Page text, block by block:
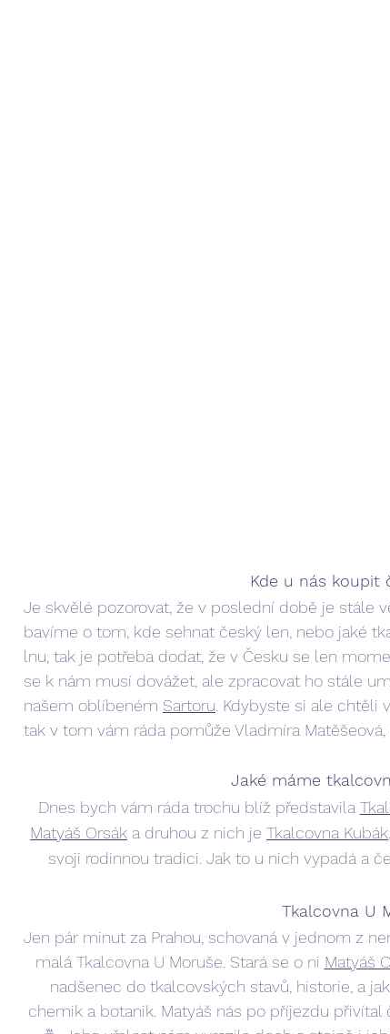
Kde u nás koupit
Je skvělé pozorovat, že v poslední době je stále
bavíme o tom, kde sehnat český len, nebo jaké
lnu, tak je potřeba dodat, že v Česku se len
se k nám musí dovážet, ale zpracovat ho stále
našem oblíbeném Sartoru . Kdybyste si ale chtěli
tak v tom vám ráda pomůže Vladmíra
Jaké máme
Dnes bych vám ráda trochu blíž představila
Matyáš Orsák a druhou z nich je Tkalcovna Kubák
svoji rodinnou tradici. Jak to u nich vypadá a
Tkalcovna U
Jen pár minut za Prahou, schovaná v jednom z
malá Tkalcovna U Moruše. Stará se o ni Matyáš
nadšenec do tkalcovských stavů, historie, a
chemik a botanik. Matyáš nás po příjezdu